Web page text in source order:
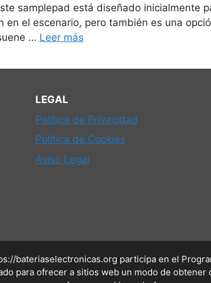
samplepad está diseñado inicialmente
el escenario, pero también es una
… Leer más
LEGAL
Política de Privacidad
Política de Cookies
Aviso Legal
bateriaselectronicas.org participa en el
para ofrecer a sitios web un modo de